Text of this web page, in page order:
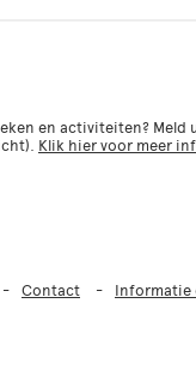
en activiteiten? Meld
Klik hier voor meer
Contact Informatie